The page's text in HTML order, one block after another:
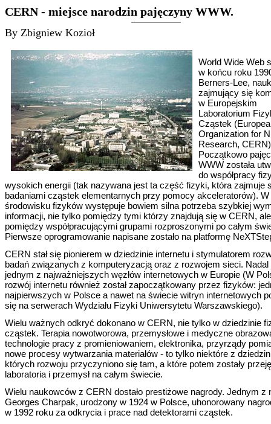
CERN - miejsce narodzin pajęczyny WWW.
By Zbigniew Kozioł
World Wide Web
w końcu roku
Berners-Lee,
zajmujący się
w Europejskim
Laboratorium
Cząstek
Organization for
Research,
Początkowo
WWW została
do współpracy
wysokich energii (tak nazywana jest ta część fizyki, która zajmuje
badaniami cząstek elementarnych przy pomocy akceleratorów). W
środowisku fizyków występuje bowiem silna potrzeba szybkiej
informacji, nie tylko pomiędzy tymi którzy znajdują się w CERN,
pomiędzy współpracującymi grupami rozproszonymi po całym
Pierwsze oprogramowanie napisane zostało na platformę
CERN stał się pionierem w dziedzinie internetu i stymulatorem
badań związanych z komputeryzacją oraz z rozwojem sieci. Nadal
jednym z najważniejszych węzłów internetowych w Europie (W
rozwój internetu również został zapoczątkowany przez fizyków:
najpierwszych w Polsce a nawet na świecie witryn internetowych
się na serwerach Wydziału Fizyki Uniwersytetu Warszawskiego).
Wielu ważnych odkryć dokonano w CERN, nie tylko w dziedzinie
cząstek. Terapia nowotworowa, przemysłowe i medyczne
technologie pracy z promieniowaniem, elektronika, przyrządy
nowe procesy wytwarzania materiałów - to tylko niektóre z
których rozwoju przyczyniono się tam, a które potem zostały
laboratoria i przemysł na całym świecie.
Wielu naukowców z CERN dostało prestiżowe nagrody. Jednym z
Georges Charpak, urodzony w 1924 w Polsce, uhonorowany
w 1992 roku za odkrycia i prace nad detektorami cząstek.